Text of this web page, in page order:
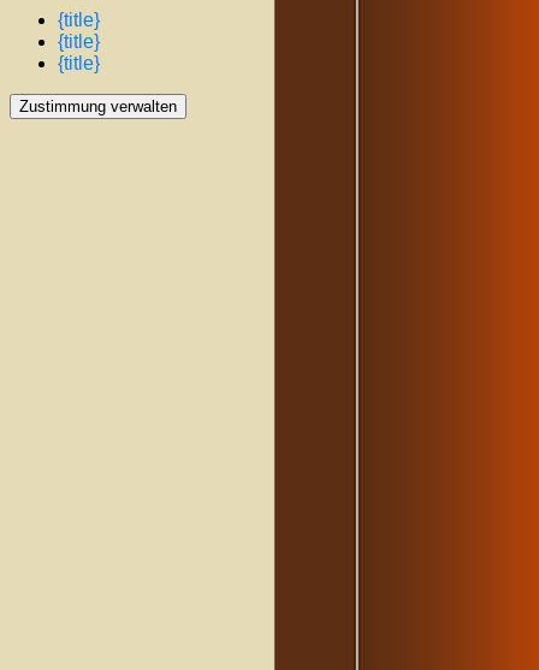
{title}
{title}
{title}
Zustimmung verwalten